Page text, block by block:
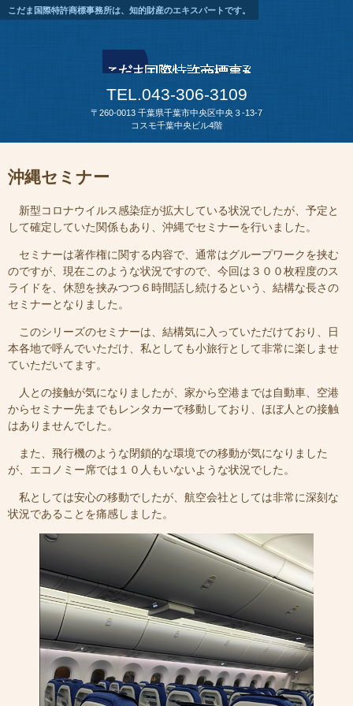
こだま国際特許商標事務所は、知的財産のエキスパートです。
TEL.043-306-3109
〒260-0013 千葉県千葉市中央区中央３-13-7
コスモ千葉中央ビル4階
沖縄セミナー
新型コロナウイルス感染症が拡大している状況でしたが、予定と
して確定していた関係もあり、沖縄でセミナーを行いました。
セミナーは著作権に関する内容で、通常はグループワークを挟む
のですが、現在このような状況ですので、今回は３００枚程度のス
ライドを、休憩を挟みつつ６時間話し続けるという、結構な長さの
セミナーとなりました。
このシリーズのセミナーは、結構気に入っていただけており、日
本各地で呼んでいただけ、私としても小旅行として非常に楽しませ
ていただいてます。
人との接触が気になりましたが、家から空港までは自動車、空港
からセミナー先までもレンタカーで移動しており、ほぼ人との接触
はありませんでした。
また、飛行機のような閉鎖的な環境での移動が気になりました
が、エコノミー席では１０人もいないような状況でした。
私としては安心の移動でしたが、航空会社としては非常に深刻な
状況であることを痛感しました。